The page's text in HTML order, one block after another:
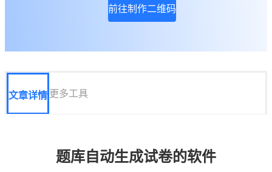
前往制作二维码
文章详情更多工具
题库自动生成试卷的软件